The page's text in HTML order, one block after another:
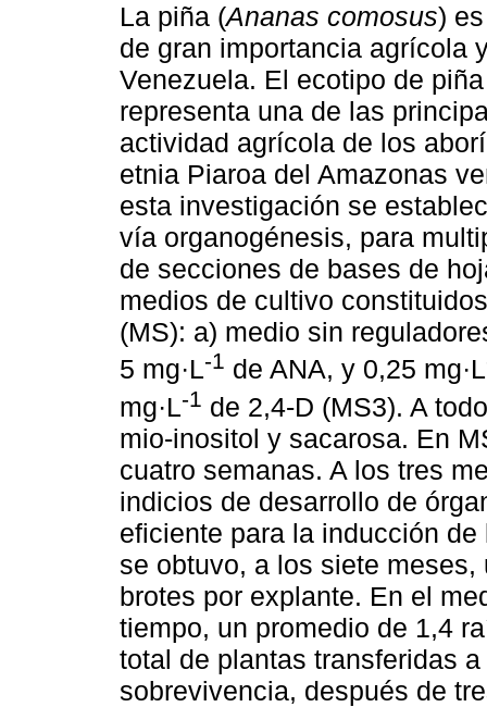
La piña (Ananas comosus)
de gran importancia agrícola
Venezuela. El ecotipo de
representa una de las
actividad agrícola de los
etnia Piaroa del Amazonas
esta investigación se
vía organogénesis, para
de secciones de bases de
medios de cultivo
(MS): a) medio sin
5 mg·L-1 de ANA, y 0,25 mg·L
mg·L-1 de 2,4-D (MS3). A
mio-inositol y sacarosa. En
cuatro semanas. A los tres
indicios de desarrollo de
eficiente para la inducción
se obtuvo, a los siete
brotes por explante. En el
tiempo, un promedio de 1,4
total de plantas transferidas
sobrevivencia, después de